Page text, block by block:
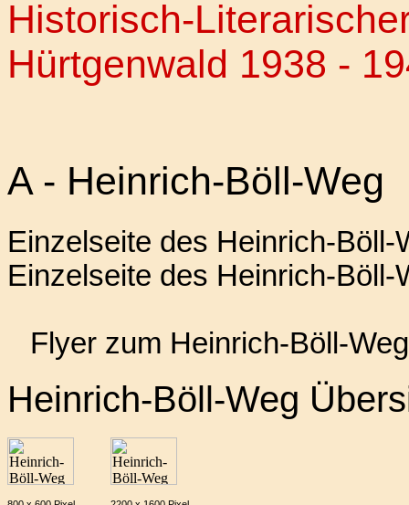
Historisch-
Hürtgenwald 1938 -
A - Heinrich-Böll-Weg
Einzelseite des Heinrich-Böll-
Einzelseite des Heinrich-Böll-
Flyer zum Heinrich-Böll-Weg
Heinrich-Böll-Weg